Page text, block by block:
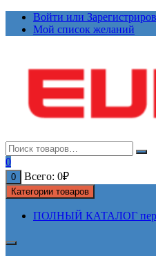
ПерейтиВойти или
Мой список желаний
0
0 Всего: 0₽
Категории товаров
ПОЛНЫЙ КАТАЛОГ